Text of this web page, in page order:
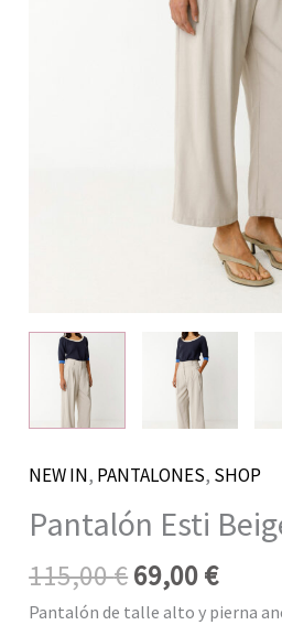
NEW IN, PANTALONES, SHOP
Pantalón Esti
115,00€69,00€
Pantalón de talle alto y pierna